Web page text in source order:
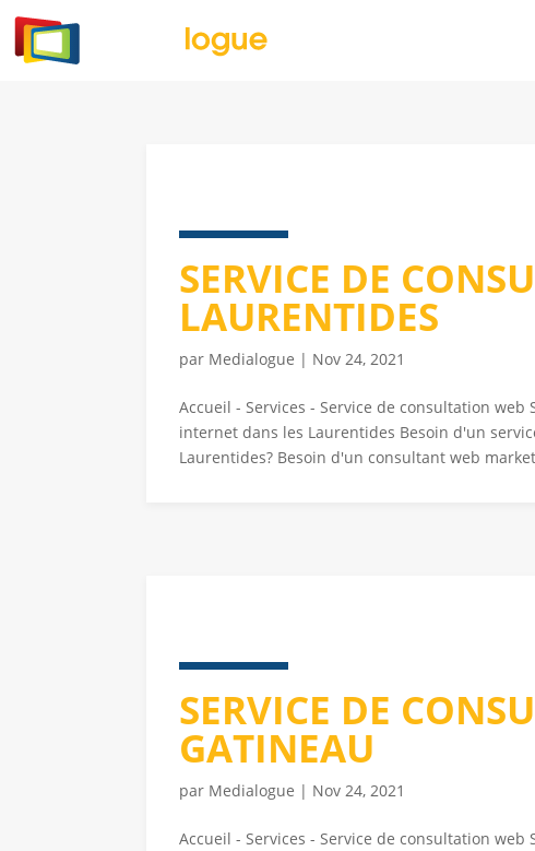
SERVICE DE
LAURENTIDES
par Medialogue | Nov 24, 2021
Accueil - Services - Service de consultation
internet dans les Laurentides Besoin d'un
Laurentides? Besoin d'un consultant web
SERVICE DE
GATINEAU
par Medialogue | Nov 24, 2021
Accueil - Services - Service de consultation